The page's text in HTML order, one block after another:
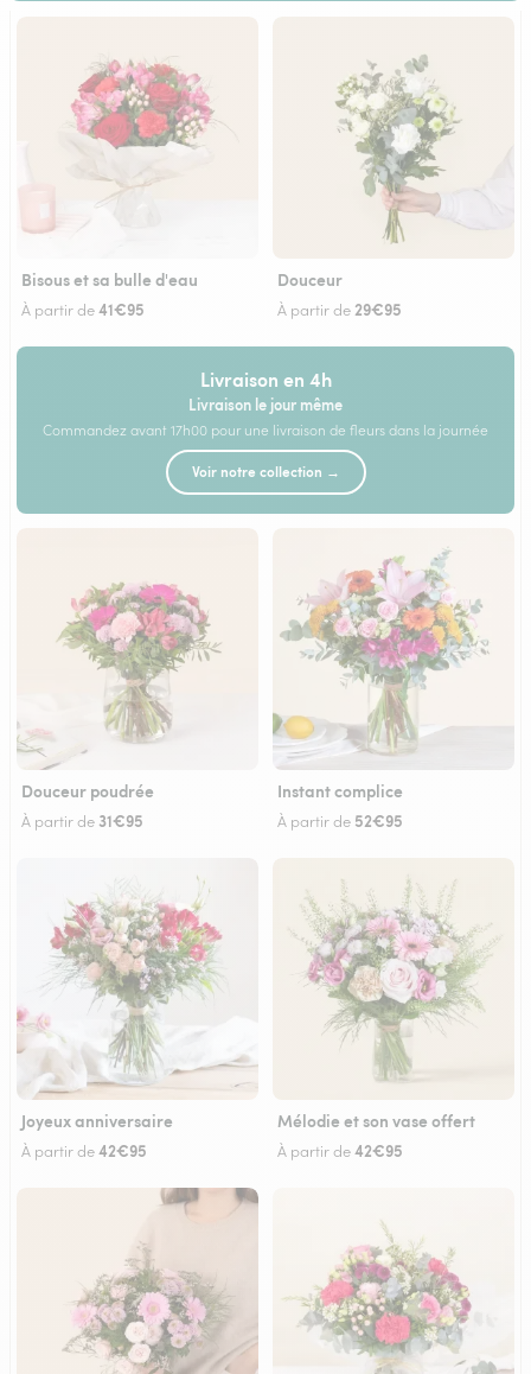
Bisous et sa bulle d'eau
À partir de41€95
Douceur
À partir de 29€95
Livraison en 4h
Livraison le jour même
Commandez avant 17h00 pour une livraison de fleurs dans la journée
Voir notre collection →
Douceur poudrée
À partir de 31€95
Instant complice
À partir de 52€95
Joyeux anniversaire
À partir de42€95
Mélodie et son vase offert
À partir de42€95